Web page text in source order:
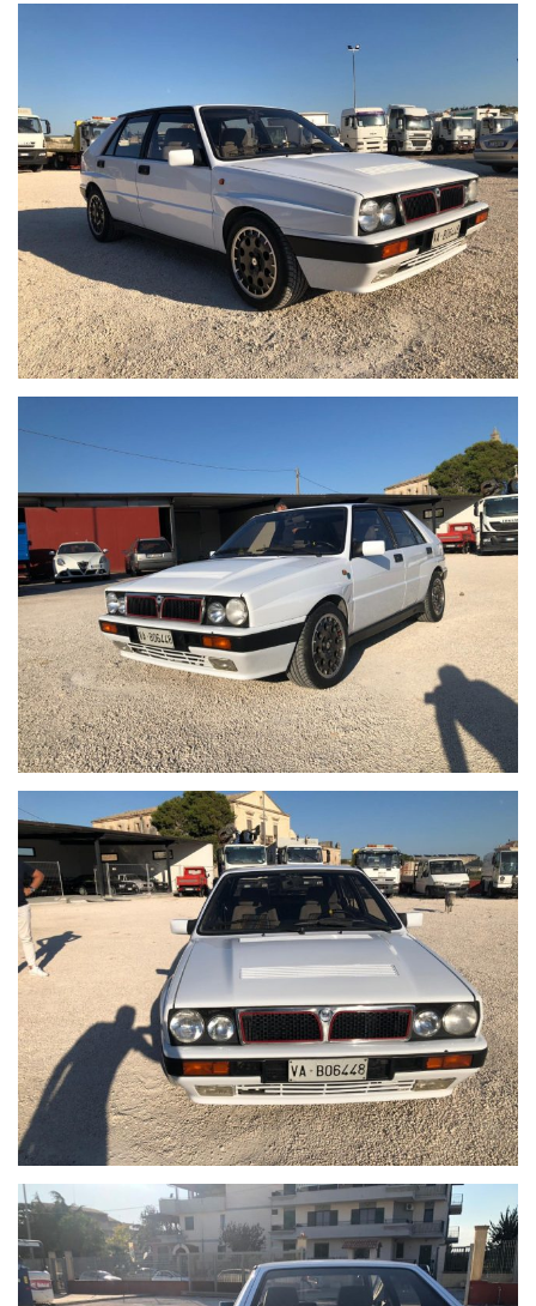
GRUPPO BARONE SRL
Noleggio, amministrazione e assistenza:
Linea1. 0803258290
Responsabili Vendite
Rag.Nunzio Tedesco 3357483604
Michele Tedesco 3357483603